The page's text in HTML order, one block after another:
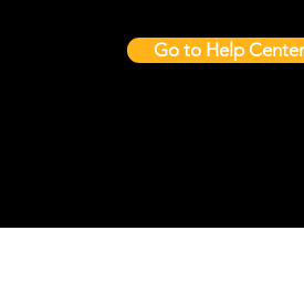
Go to Help Center